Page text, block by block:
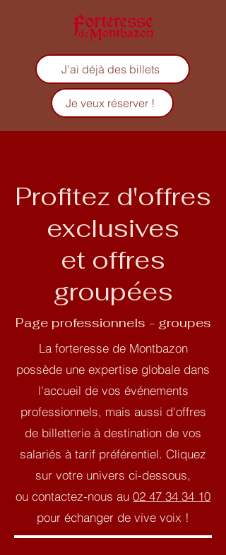
J'ai déjà des billets
Je veux réserver !
Profitez d'offres
exclusives
et offres
groupées
Page professionnels - groupes
La forteresse de Montbazon
possède une expertise globale dans
l'accueil de vos événements
professionnels, mais aussi d'offres
de billetterie à destination de vos
salariés à tarif préférentiel. Cliquez
sur votre univers ci-dessous,
ou contactez-nous au 02 47 34 34 10
pour échanger de vive voix !